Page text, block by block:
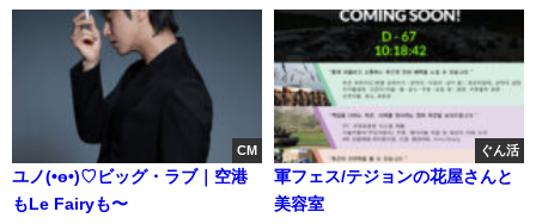
CM
ユノ(•ө•)♡ビッグ・ラブ｜空港
もLe Fairyも〜
ぐん活
軍フェス/テジョンの花屋さんと
美容室